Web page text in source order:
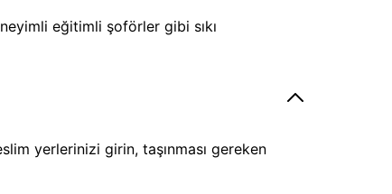
eğitimli şoförler gibi sıkı
yerlerinizi girin, taşınması gereken